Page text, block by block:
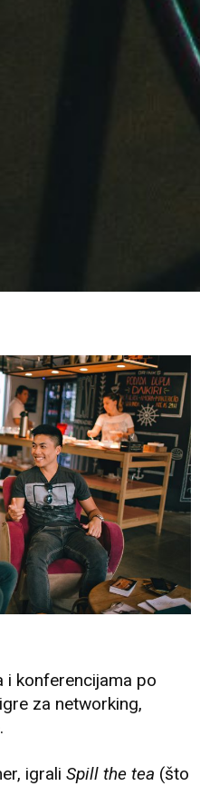
i konferencijama po
za networking,
igrali Spill the tea (što